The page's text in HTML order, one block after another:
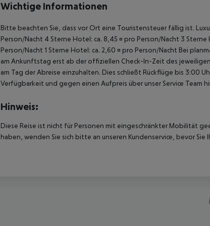
Wichtige Informationen
Bitte beachten Sie, dass vor Ort eine Touristensteuer fällig ist.
Person/Nacht 4 Sterne Hotel: ca. 8,45 ¤ pro Person/Nacht 3
Person/Nacht 1 Sterne Hotel: ca. 2,60 ¤ pro Person/Nacht Bei
am Ankunftstag erst ab der offiziellen Check-In-Zeit des
am Tag der Abreise einzuhalten. Dies schließt Rückflüge bis 3:00
Verfügbarkeit und gegen einen Aufpreis über unser Service Team
Hinweis:
Diese Reise ist nicht für Personen mit eingeschränkter Mobilität
haben, wenden Sie sich bitte an unseren Kundenservice, bevor Sie